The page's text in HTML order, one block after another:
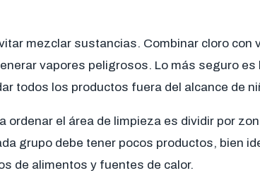
mezclar sustancias. Combinar cloro con
vapores peligrosos. Lo más seguro
todos los productos fuera del alcance de
ordenar el área de limpieza es dividir por
grupo debe tener pocos productos, bien
de alimentos y fuentes de calor.